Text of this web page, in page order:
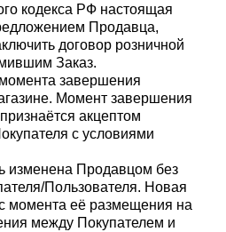
кодекса РФ настоящая
Продавца,
договор розничной
Заказ.
завершения
Момент завершения
акцептом
с условиями
изменена Продавцом без
Пользователя. Новая
момента её размещения на
между Покупателем и